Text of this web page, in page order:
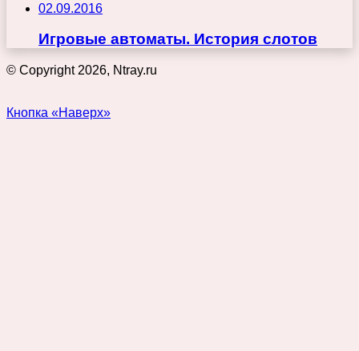
02.09.2016
Игровые автоматы. История слотов
© Copyright 2026, Ntray.ru
Кнопка «Наверх»